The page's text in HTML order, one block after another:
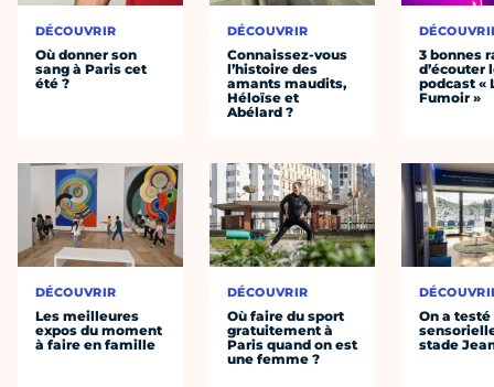
DÉCOUVRIR
Où donner son
sang à Paris cet
été ?
DÉCOUVRIR
Les meilleures
expos du moment
à faire en famille
DÉCOUVRIR
Connaissez-vous
l’histoire des
amants maudits,
Héloïse et
Abélard ?
DÉCOUVRIR
Où faire du sport
gratuitement à
Paris quand on est
une femme ?
3 bonnes
d’écouter
podcast «
Fumoir »
On a
stade